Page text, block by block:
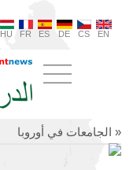
EN
CS
DE
ES
FR
HU
« الجامعات في أوروبا